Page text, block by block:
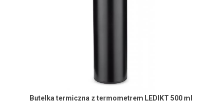
Butelka termiczna z termometrem LEDIKT 500 ml